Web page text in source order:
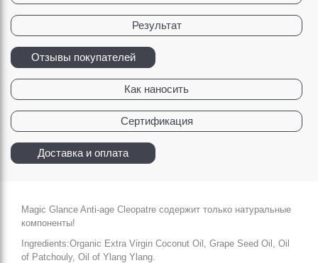
Результат
Как наносить
Сертификация
Отзывы покупателей
Доставка и оплата
Magic Glance Anti-age Cleopatre содержит только натуральные
компоненты!
Ingredients:Organic Extra Virgin Coconut Oil, Grape Seed Oil, Oil
of Patchouly, Oil of Ylang Ylang.